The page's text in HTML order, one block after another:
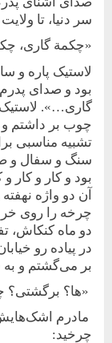
سر دنیا، تا
«چکمة گاری،
لاستیک پاره و
بود و صدای
گاری…». لاستیک
چوب بر داشتم و
تشبیه مناسبی
سنگ و سفال و
بود و کار و کار
آن دو واژه
چرخه را روی
دو ماه کنکاش،
در پیاده رو
بر می‌گشتم و
«ها؟ برگشتی؟
مادرم
چرخید: